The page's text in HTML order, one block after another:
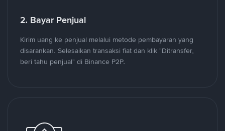
2. Bayar Penjual
Kirim uang ke penjual melalui metode pembayaran yang
disarankan. Selesaikan transaksi fiat dan klik "Ditransfer,
beri tahu penjual" di Binance P2P.